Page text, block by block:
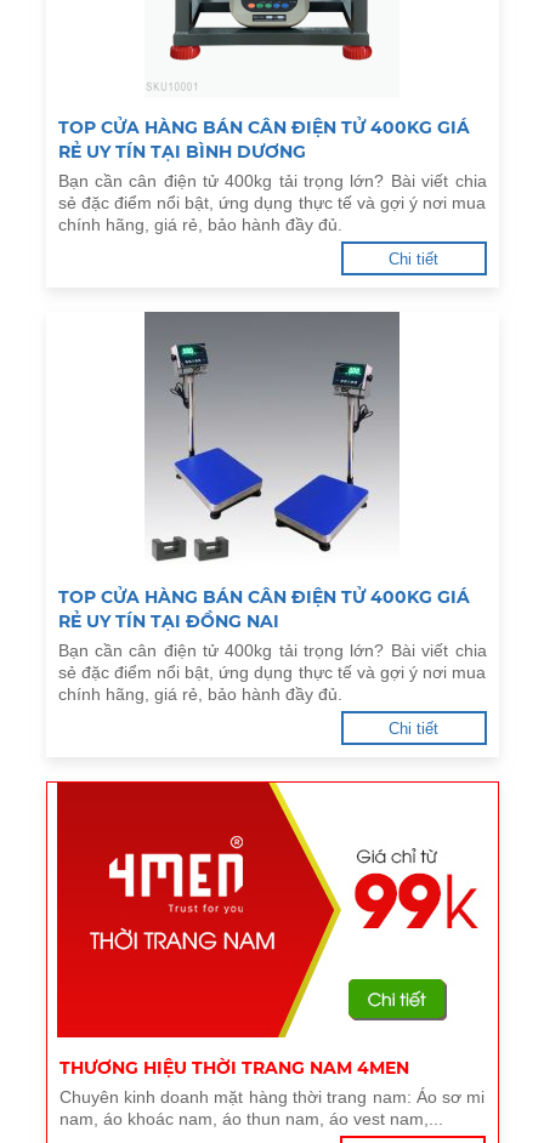
TOP CỬA HÀNG BÁN CÂN ĐIỆN TỬ 400KG GIÁ
RẺ UY TÍN TẠI BÌNH DƯƠNG
Bạn cần cân điện tử 400kg tải trọng lớn? Bài viết chia
sẻ đặc điểm nổi bật, ứng dụng thực tế và gợi ý nơi mua
chính hãng, giá rẻ, bảo hành đầy đủ.
Chi tiết
TOP CỬA HÀNG BÁN CÂN ĐIỆN TỬ 400KG GIÁ
RẺ UY TÍN TẠI ĐỒNG NAI
Bạn cần cân điện tử 400kg tải trọng lớn? Bài viết chia
sẻ đặc điểm nổi bật, ứng dụng thực tế và gợi ý nơi mua
chính hãng, giá rẻ, bảo hành đầy đủ.
Chi tiết
THƯƠNG HIỆU THỜI TRANG NAM 4MEN
Chuyên kinh doanh mặt hàng thời trang nam: Áo sơ mi
nam, áo khoác nam, áo thun nam, áo vest nam,...